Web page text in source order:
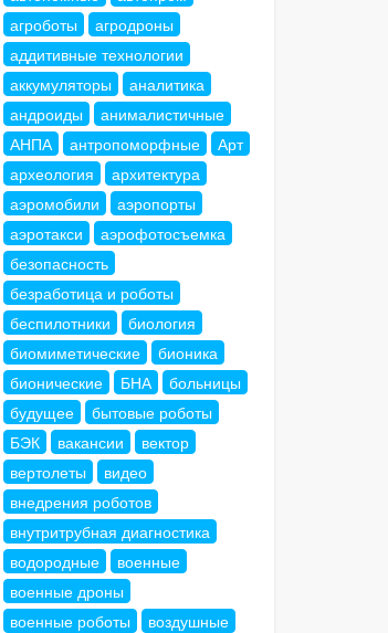
агроботы
агродроны
аддитивные технологии
аккумуляторы
аналитика
андроиды
анималистичные
АНПА
антропоморфные
Арт
археология
архитектура
аэромобили
аэропорты
аэротакси
аэрофотосъемка
безопасность
безработица и роботы
беспилотники
биология
биомиметические
бионика
бионические
БНА
больницы
будущее
бытовые роботы
БЭК
вакансии
вектор
вертолеты
видео
внедрения роботов
внутритрубная диагностика
водородные
военные
военные дроны
военные роботы
воздушные